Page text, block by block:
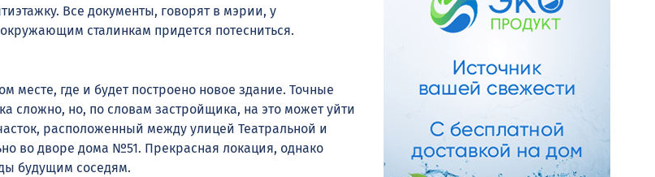
Все документы, говорят в мэрии, у
сталинкам придется потесниться.
месте, где и будет построено новое здание. Точные
сложно, но, по словам застройщика, на это может уйти
расположенный между улицей Театральной и
во дворе дома №51. Прекрасная локация, однако
будущим соседям.